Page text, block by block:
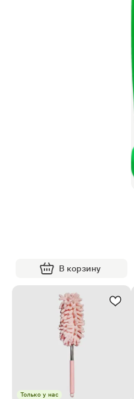
В корзину
Только у нас